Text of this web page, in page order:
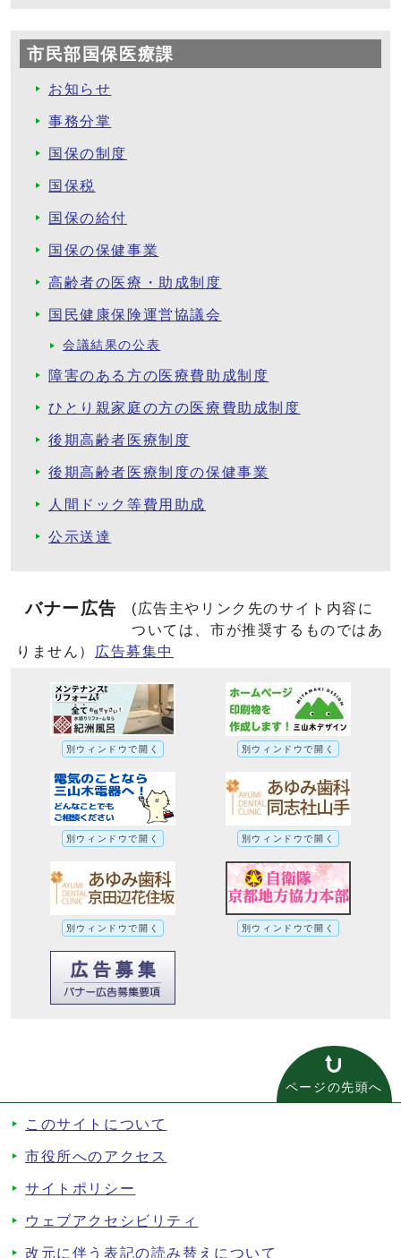
市民部国保医療課
お知らせ
事務分掌
国保の制度
国保税
国保の給付
国保の保健事業
高齢者の医療・助成制度
国民健康保険運営協議会
会議結果の公表
障害のある方の医療費助成制度
ひとり親家庭の方の医療費助成制度
後期高齢者医療制度
後期高齢者医療制度の保健事業
人間ドック等費用助成
公示送達
バナー広告
(広告主やリンク先のサイト内容に
ついては、市が推奨するものではあ
りません）
広告募集中
別ウィンドウで開く 別ウィンドウで開く
別ウィンドウで開く 別ウィンドウで開く
別ウィンドウで開く 別ウィンドウで開く
ページの先頭へ
このサイトについて
市役所へのアクセス
サイトポリシー
ウェブアクセシビリティ
改元に伴う表記の読み替えについて